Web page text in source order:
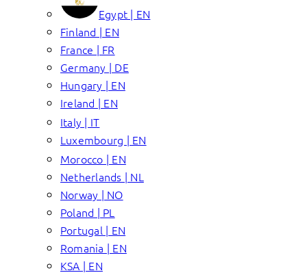
Egypt | EN
Finland | EN
France | FR
Germany | DE
Hungary | EN
Ireland | EN
Italy | IT
Luxembourg | EN
Morocco | EN
Netherlands | NL
Norway | NO
Poland | PL
Portugal | EN
Romania | EN
KSA | EN